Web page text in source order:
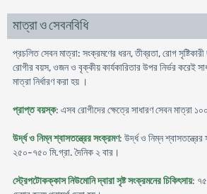
মাত্রা ও সেবনবিধি
প্রচলিত সেবন মাত্রা: সংক্রমণের ধরন, তীব্রতা, রোগ
রোগীর বয়স, ওজন ও বৃক্কীয় কার্যকারিতার উপর নির্ভর করেই
মাত্রা নির্ধারণ করা হয় ।
প্রাপ্ত বয়স্ক: এসব রোগীদের ক্ষেত্রে সাধারণ সেবন মাত্রা
উর্দ্ধ ও নিম্ন শ্বাসতন্ত্রের সংক্রমণ: উর্দ্ধ ও নিম্ন
২৫০-৭৫০ মি.গ্রা. দৈনিক ২ বার।
স্ট্রেপটোকক্কাস নিউমোনি দ্বারা সৃষ্ট সংক্রমনের চিকিৎসায়: